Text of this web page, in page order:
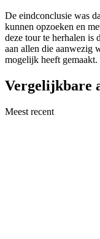
De eindconclusie was
kunnen opzoeken en
deze tour te herhalen is
aan allen die aanwezig
mogelijk heeft gemaakt.
Vergelijkbare
Meest recent